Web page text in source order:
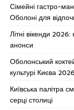
Сімейні гастро-
Оболоні для
Літні вікенди
анонси
Оболонський
культурі Києва 2026
Київська палітра
серці столиці